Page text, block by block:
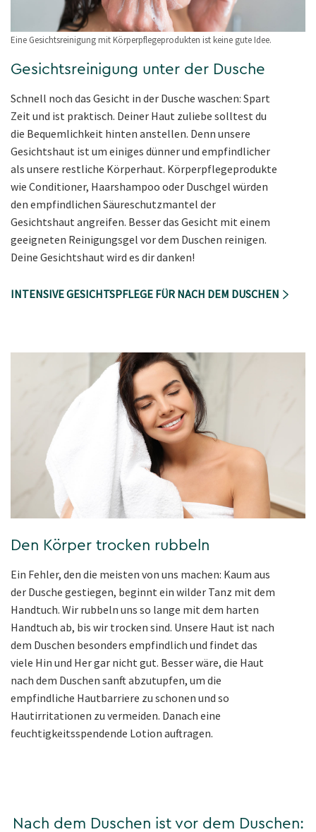
Eine Gesichtsreinigung mit Körperpflegeprodukten ist keine gute Idee.
Gesichtsreinigung unter der Dusche
Schnell noch das Gesicht in der Dusche waschen: Spart
Zeit und ist praktisch. Deiner Haut zuliebe solltest du
die Bequemlichkeit hinten anstellen. Denn unsere
Gesichtshaut ist um einiges dünner und empfindlicher
als unsere restliche Körperhaut. Körperpflegeprodukte
wie Conditioner, Haarshampoo oder Duschgel würden
den empfindlichen Säureschutzmantel der
Gesichtshaut angreifen. Besser das Gesicht mit einem
geeigneten Reinigungsgel vor dem Duschen reinigen.
Deine Gesichtshaut wird es dir danken!
INTENSIVE GESICHTSPFLEGE FÜR NACH DEM DUSCHEN
Den Körper trocken rubbeln
Ein Fehler, den die meisten von uns machen: Kaum aus
der Dusche gestiegen, beginnt ein wilder Tanz mit dem
Handtuch. Wir rubbeln uns so lange mit dem harten
Handtuch ab, bis wir trocken sind. Unsere Haut ist nach
dem Duschen besonders empfindlich und findet das
viele Hin und Her gar nicht gut. Besser wäre, die Haut
nach dem Duschen sanft abzutupfen, um die
empfindliche Hautbarriere zu schonen und so
Hautirritationen zu vermeiden. Danach eine
feuchtigkeitsspendende Lotion auftragen.
Nach dem Duschen ist vor dem Duschen: